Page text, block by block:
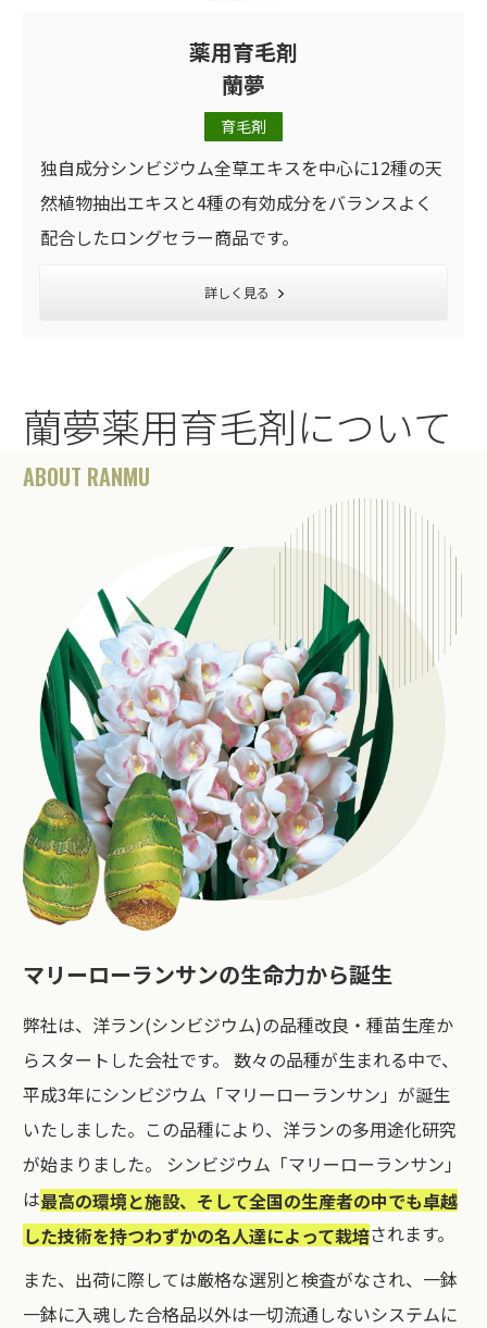
薬用育毛剤
蘭夢
育毛剤
独自成分シンビジウム全草エキスを中心に12種の天
然植物抽出エキスと4種の有効成分をバランスよく
配合したロングセラー商品です。
詳しく見る
マリーローランサンの生命力から誕生
弊社は、洋ラン(シンビジウム)の品種改良・種苗生産か
らスタートした会社です。 数々の品種が生まれる中で、
平成3年にシンビジウム「マリーローランサン」が誕生
いたしました。この品種により、洋ランの多用途化研究
が始まりました。 シンビジウム「マリーローランサン」
は最高の環境と施設、そして全国の生産者の中でも卓越
した技術を持つわずかの名人達によって栽培されます。
また、出荷に際しては厳格な選別と検査がなされ、一鉢
一鉢に入魂した合格品以外は一切流通しないシステムに
蘭夢薬用育毛剤について
ABOUT RANMU